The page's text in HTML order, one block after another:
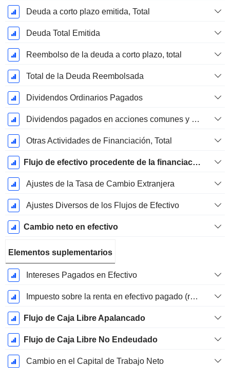
Deuda a corto plazo emitida, Total
Deuda Total Emitida
Reembolso de la deuda a corto plazo, total
Total de la Deuda Reembolsada
Dividendos Ordinarios Pagados
Dividendos pagados en acciones comunes y preferentes
Otras Actividades de Financiación, Total
Flujo de efectivo procedente de la financiación
Ajustes de la Tasa de Cambio Extranjera
Ajustes Diversos de los Flujos de Efectivo
Cambio neto en efectivo
Elementos suplementarios
Intereses Pagados en Efectivo
Impuesto sobre la renta en efectivo pagado (reembolso)
Flujo de Caja Libre Apalancado
Flujo de Caja Libre No Endeudado
Cambio en el Capital de Trabajo Neto